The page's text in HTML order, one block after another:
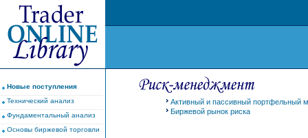
Новые поступления
Технический анализ
Фундаментальный анализ
Основы биржевой торговли
Активный и пассивный портфельный
Биржевой рынок риска